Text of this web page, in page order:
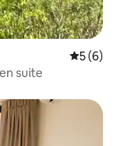
5 (6)
suite